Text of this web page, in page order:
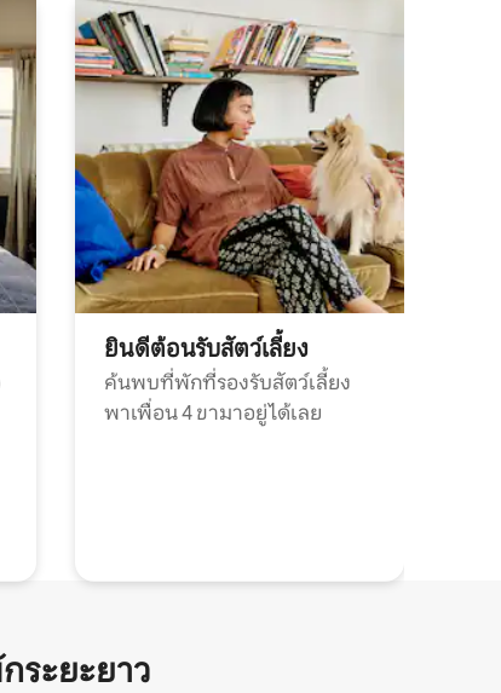
ยินดีต้อนรับสัตว์เลี้ยง
ค้นพบที่พักที่รองรับสัตว์เลี้ยง
พาเพื่อน 4 ขามาอยู่ได้เลย
ระยะยาว